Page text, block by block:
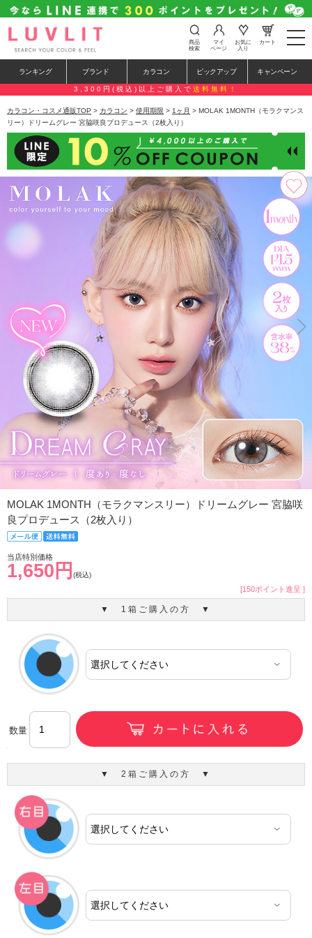
t
o
e
n
a
a
i
o
n
商品
検索
マイ
ページ
お気に
入り
カート
ランキング ブランド カラコン ピックアップ キャンペーン
3,300円(税込)以上ご購入で 送料無料！
カラコン・コスメ通販TOP > カラコン > 使用期限 > 1ヶ月 > MOLAK 1MONTH（モラクマンス
リー）ドリームグレー 宮脇咲良プロデュース（2枚入り）
MOLAK 1MONTH（モラクマンスリー）ドリームグレー 宮脇咲
良プロデュース（2枚入り）
当店特別価格
1,650円 (税込)
[150ポイント進呈 ]
▼ 1箱ご購入の方 ▼
数量
▼ 2箱ご購入の方 ▼